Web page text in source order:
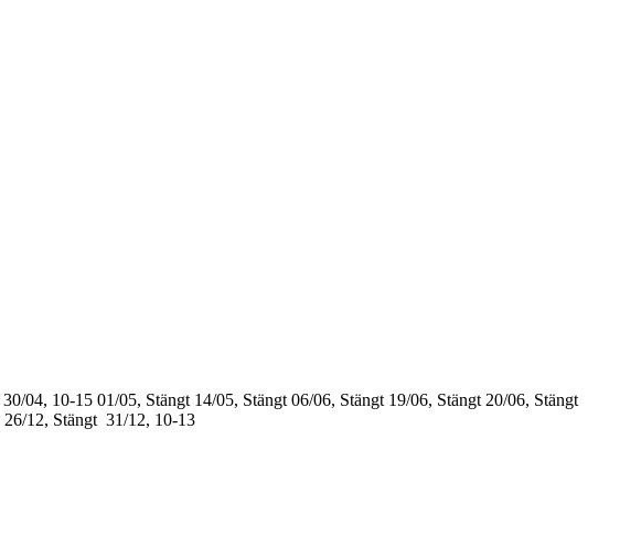
30/04, 10-15 01/05, Stängt 14/05, Stängt 06/06, Stängt 19/06, Stängt 20/06, Stängt
26/12, Stängt 31/12, 10-13